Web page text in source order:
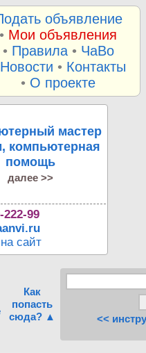
объявление
• Мои объявления
• Правила• ЧаВо
Новости • Контакты
• О проекте
мастер
компьютерная
помощь
далее >>
222-99
сайт
Как
попасть
сюда? ▲
<<